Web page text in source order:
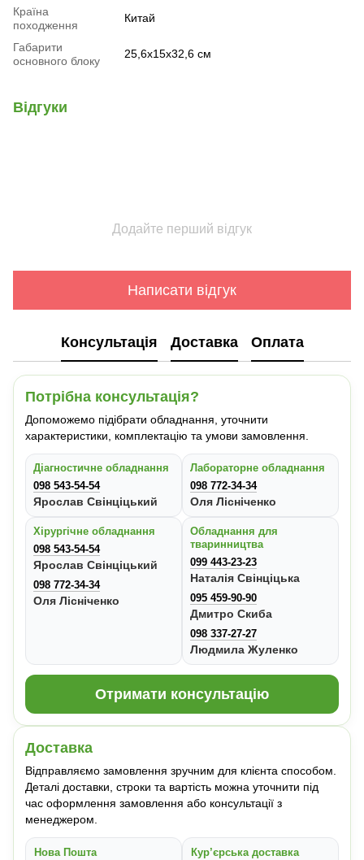
Країна
походження
Китай
Габарити
основного блоку
25,6х15х32,6 см
Відгуки
Додайте перший відгук
Написати відгук
Консультація Доставка Оплата
Потрібна консультація?
Допоможемо підібрати обладнання, уточнити
характеристики, комплектацію та умови замовлення.
Діагностичне обладнання
098 543-54-54
Ярослав Свінціцький
Лабораторне обладнання
098 772-34-34
Оля Лісніченко
Хірургічне обладнання
098 543-54-54
Ярослав Свінціцький
098 772-34-34
Оля Лісніченко
Обладнання для
тваринництва
099 443-23-23
Наталія Свінціцька
095 459-90-90
Дмитро Скиба
098 337-27-27
Людмила Жуленко
Отримати консультацію
Доставка
Відправляємо замовлення зручним для клієнта способом.
Деталі доставки, строки та вартість можна уточнити під
час оформлення замовлення або консультації з
менеджером.
Нова Пошта
Кур’єрська доставка